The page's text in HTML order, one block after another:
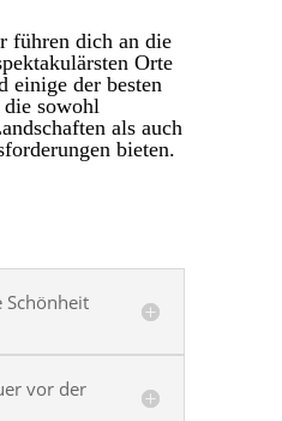
führen dich an die
Orte
einige der besten
sowohl
als auch
bieten.
vor der